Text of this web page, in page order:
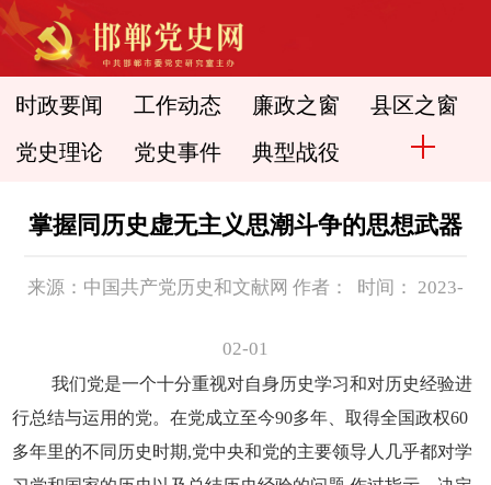
时政要闻 工作动态 廉政之窗 县区之窗
党史理论 党史事件 典型战役
掌握同历史虚无主义思潮斗争的思想武器
来源：中国共产党历史和文献网 作者： 时间： 2023-
02-01
我们党是一个十分重视对自身历史学习和对历史经验进
行总结与运用的党。在党成立至今90多年、取得全国政权60
多年里的不同历史时期,党中央和党的主要领导人几乎都对学